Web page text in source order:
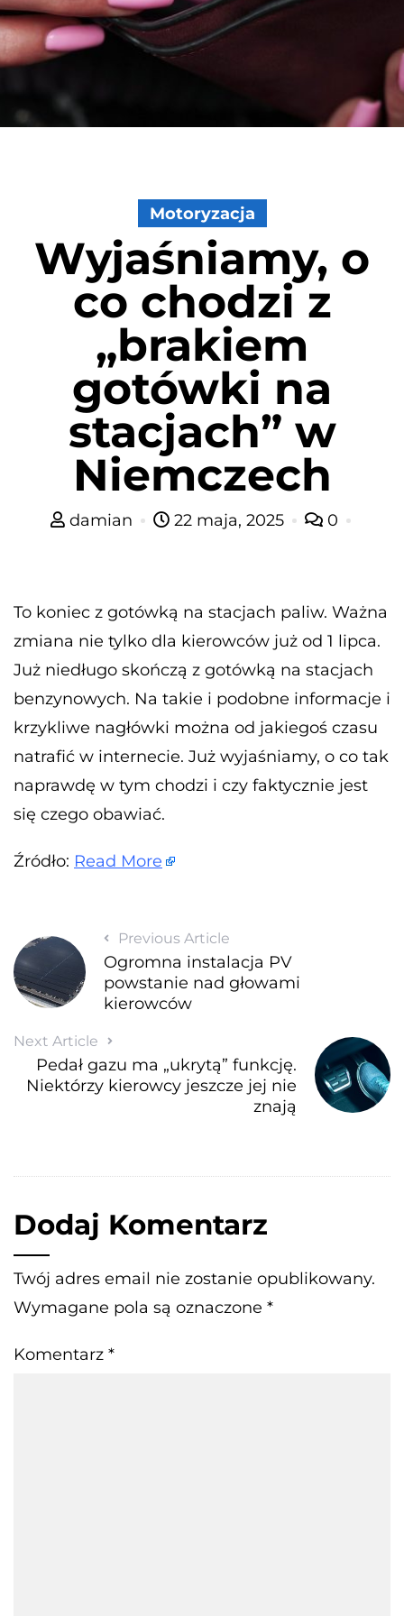
Motoryzacja
Wyjaśniamy, o
co chodzi z
„brakiem
gotówki na
stacjach” w
Niemczech
damian 22 maja, 2025 0
To koniec z gotówką na stacjach paliw. Ważna
zmiana nie tylko dla kierowców już od 1 lipca.
Już niedługo skończą z gotówką na stacjach
benzynowych. Na takie i podobne informacje i
krzykliwe nagłówki można od jakiegoś czasu
natrafić w internecie. Już wyjaśniamy, o co tak
naprawdę w tym chodzi i czy faktycznie jest
się czego obawiać.
Źródło: Read More
Previous Article
Ogromna instalacja PV
powstanie nad głowami
kierowców
Next Article
Pedał gazu ma „ukrytą” funkcję.
Niektórzy kierowcy jeszcze jej nie
znają
Dodaj Komentarz
Twój adres email nie zostanie opublikowany.
Wymagane pola są oznaczone *
Komentarz *